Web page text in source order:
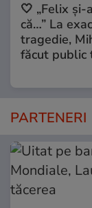
🤍 „Felix și-
că…” La
tragedie,
făcut public
PARTENERI